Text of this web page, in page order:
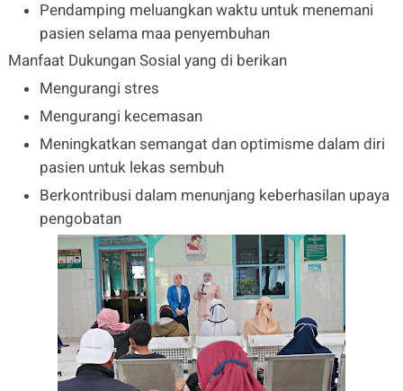
Pendamping meluangkan waktu untuk menemani
pasien selama maa penyembuhan
Manfaat Dukungan Sosial yang di berikan
Mengurangi stres
Mengurangi kecemasan
Meningkatkan semangat dan optimisme dalam diri
pasien untuk lekas sembuh
Berkontribusi dalam menunjang keberhasilan upaya
pengobatan